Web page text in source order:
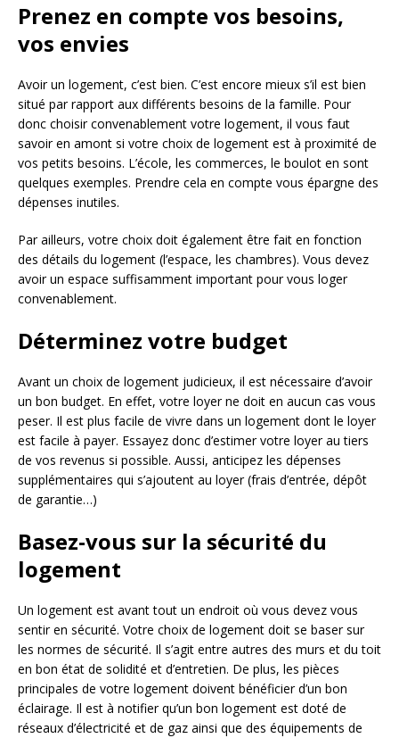
Prenez en compte vos besoins,
vos envies
Avoir un logement, c’est bien. C’est encore mieux s’il est bien
situé par rapport aux différents besoins de la famille. Pour
donc choisir convenablement votre logement, il vous faut
savoir en amont si votre choix de logement est à proximité de
vos petits besoins. L’école, les commerces, le boulot en sont
quelques exemples. Prendre cela en compte vous épargne des
dépenses inutiles.
Par ailleurs, votre choix doit également être fait en fonction
des détails du logement (l’espace, les chambres). Vous devez
avoir un espace suffisamment important pour vous loger
convenablement.
Déterminez votre budget
Avant un choix de logement judicieux, il est nécessaire d’avoir
un bon budget. En effet, votre loyer ne doit en aucun cas vous
peser. Il est plus facile de vivre dans un logement dont le loyer
est facile à payer. Essayez donc d’estimer votre loyer au tiers
de vos revenus si possible. Aussi, anticipez les dépenses
supplémentaires qui s’ajoutent au loyer (frais d’entrée, dépôt
de garantie…)
Basez-vous sur la sécurité du
logement
Un logement est avant tout un endroit où vous devez vous
sentir en sécurité. Votre choix de logement doit se baser sur
les normes de sécurité. Il s’agit entre autres des murs et du toit
en bon état de solidité et d’entretien. De plus, les pièces
principales de votre logement doivent bénéficier d’un bon
éclairage. Il est à notifier qu’un bon logement est doté de
réseaux d’électricité et de gaz ainsi que des équipements de